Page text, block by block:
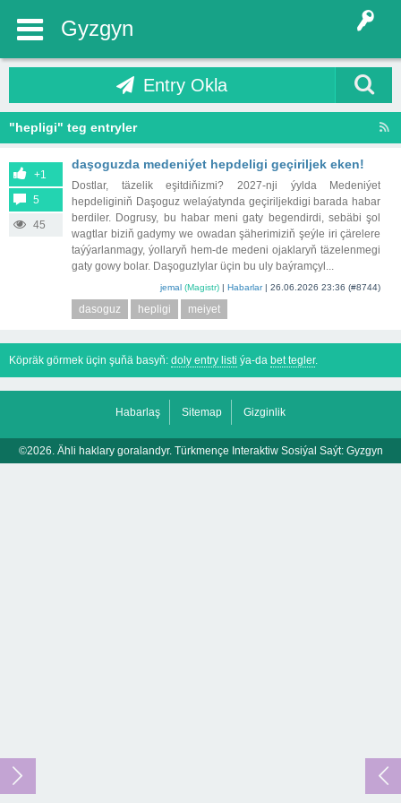
Gyzgyn
Entry Okla
"hepligi" teg entryler
+1
5
45
daşoguzda medeniýet hepdeligi geçiriljek eken!
Dostlar, täzelik eşitdiňizmi? 2027-nji ýylda Medeniýet
hepdeliginiň Daşoguz welaýatynda geçiriljekdigi barada habar
berdiler. Dogrusy, bu habar meni gaty begendirdi, sebäbi şol
wagtlar biziň gadymy we owadan şäherimiziň şeýle iri çärelere
taýýarlanmagy, ýollaryň hem-de medeni ojaklaryň täzelenmegi
gaty gowy bolar. Daşoguzlylar üçin bu uly baýramçyl...
jemal (Magistr) |Habarlar| 26.06.2026 23:36 (#8744)
dasoguz hepligi meiyet
Köpräk görmek üçin şuňä basyň: doly entry listi ýa-da bet tegler.
Habarlaş Sitemap Gizginlik
©2026. Ähli haklary goralandyr. Türkmençe Interaktiw Sosiýal Saýt: Gyzgyn